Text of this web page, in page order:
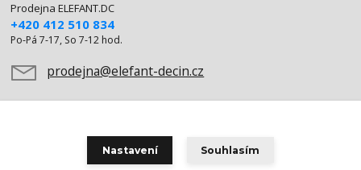
Prodejna ELEFANT.DC
+420 412 510 834
Po-Pá 7-17, So 7-12 hod.
prodejna@elefant-decin.cz
Nastavení Souhlasím